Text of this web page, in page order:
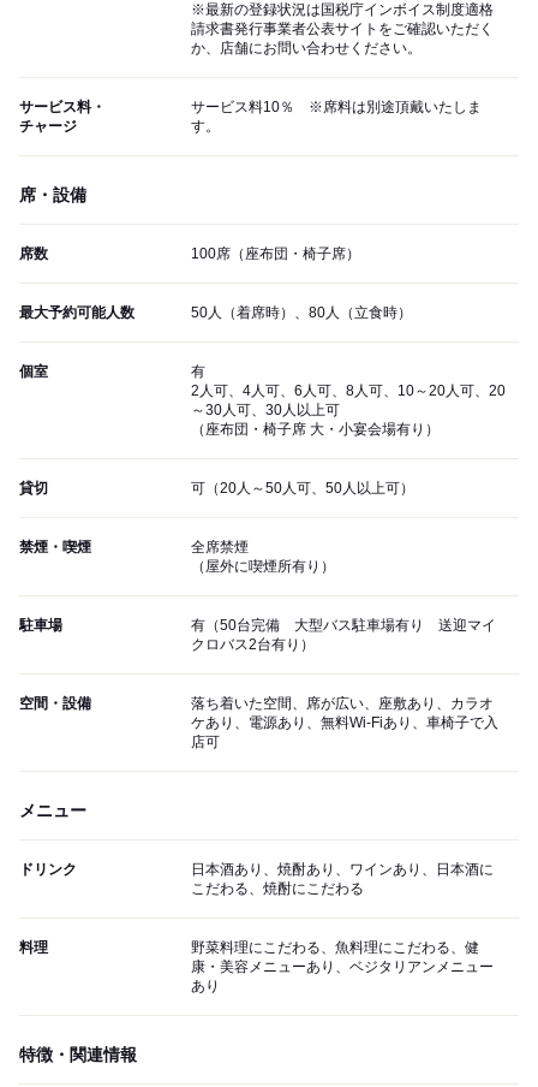
※最新の登録状況は国税庁インボイス制度適格
請求書発行事業者公表サイトをご確認いただく
か、店舗にお問い合わせください。
サービス料・
チャージ
サービス料10％ ※席料は別途頂戴いたしま
す。
席・設備
席数 100席（座布団・椅子席）
最大予約可能人数 50人（着席時）、80人（立食時）
個室
有
2人可、4人可、6人可、8人可、10～20人可、20
～30人可、30人以上可
（座布団・椅子席 大・小宴会場有り）
貸切 可（20人～50人可、50人以上可）
禁煙・喫煙
全席禁煙
（屋外に喫煙所有り）
駐車場
有（50台完備 大型バス駐車場有り 送迎マイ
クロバス2台有り）
空間・設備
落ち着いた空間、席が広い、座敷あり、カラオ
ケあり、電源あり、無料Wi-Fiあり、車椅子で入
店可
メニュー
ドリンク
日本酒あり、焼酎あり、ワインあり、日本酒に
こだわる、焼酎にこだわる
料理
野菜料理にこだわる、魚料理にこだわる、健
康・美容メニューあり、ベジタリアンメニュー
あり
特徴・関連情報